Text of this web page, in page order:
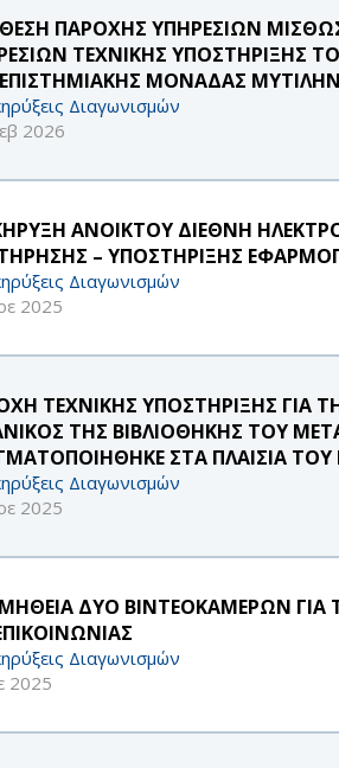
ΠΑΡΟΧΗΣ ΥΠΗΡΕΣΙΩΝ
ΤΕΧΝΙΚΗΣ ΥΠΟΣΤΗΡΙΞΗΣ
ΜΟΝΑΔΑΣ
Διαγωνισμών
2026
ΑΝΟΙΚΤΟΥ ΔΙΕΘΝΗ
– ΥΠΟΣΤΗΡΙΞΗΣ
Διαγωνισμών
2025
ΤΕΧΝΙΚΗΣ ΥΠΟΣΤΗΡΙΞΗΣ ΓΙΑ
ΤΗΣ ΒΙΒΛΙΟΘΗΚΗΣ ΤΟΥ
ΣΤΑ ΠΛΑΙΣΙΑ ΤΟΥ
Διαγωνισμών
2025
ΔΥΟ ΒΙΝΤΕΟΚΑΜΕΡΩΝ ΓΙΑ
Διαγωνισμών
2025